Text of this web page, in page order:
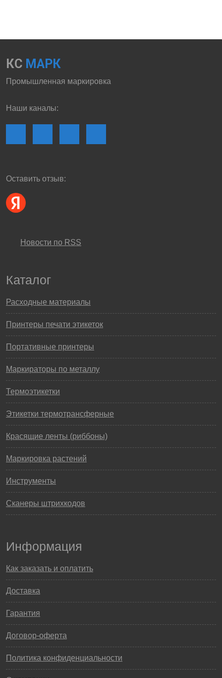
КС МАРК
Промышленная маркировка
Наши каналы:
Оставить отзыв:
Новости по RSS
Каталог
Расходные материалы
Принтеры печати этикеток
Портативные принтеры
Маркираторы по металлу
Термоэтикетки
Этикетки термотрансферные
Красящие ленты (риббоны)
Маркировка растений
Инструменты
Сканеры штрихкодов
Информация
Как заказать и оплатить
Доставка
Гарантия
Договор-оферта
Политика конфиденциальности